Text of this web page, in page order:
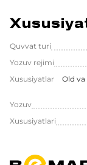
Quvvat turi
Yozuv rejimi
Xususiyatlar
Old
Yozuv
Xususiyatlari